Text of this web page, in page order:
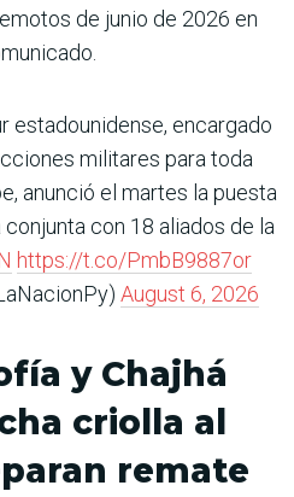
de junio de 2026 en
estadounidense, encargado
militares para toda
anunció el martes la puesta
con 18 aliados de la
https://t.co/PmbB9887or
August 6, 2026
y Chajhá
criolla al
remate